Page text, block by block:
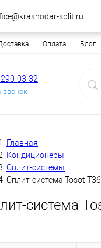
Оплата Блог
03-32
звонок
Главная
Кондиционеры
Сплит-системы
Сплит-система Tosot
система
split.ru